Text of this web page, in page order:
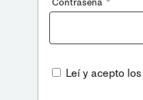
Contraseña
Leí y acepto los